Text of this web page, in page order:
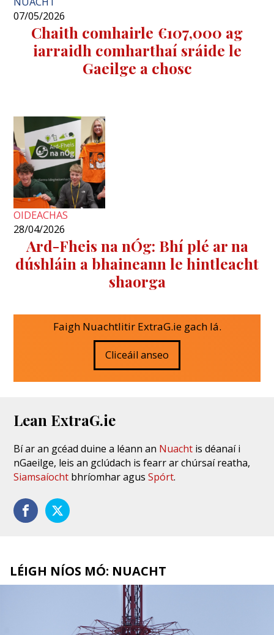
07/05/2026
Chaith comhairle €107,000 ag
iarraidh comharthaí sráide le
Gaeilge a chosc
OIDEACHAS
28/04/2026
Ard-Fheis na nÓg: Bhí plé ar na
dúshláin a bhaineann le hintleacht
shaorga
Faigh Nuachtlitir ExtraG.ie gach lá.
Cliceáil anseo
Lean ExtraG.ie
Bí ar an gcéad duine a léann an Nuacht is déanaí i
nGaeilge, leis an gclúdach is fearr ar chúrsaí reatha,
Siamsaíocht bhríomhar agusSpórt.
LÉIGH NÍOS MÓ: NUACHT